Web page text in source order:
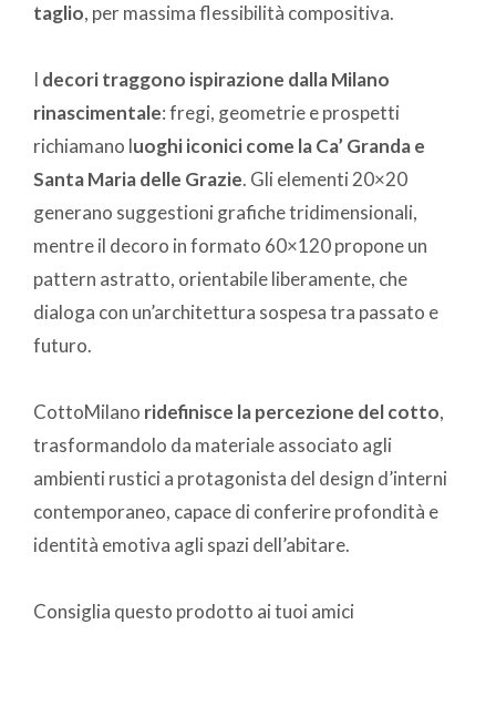
taglio, per massima flessibilità compositiva.
I decori traggono ispirazione dalla Milano
rinascimentale: fregi, geometrie e prospetti
richiamano luoghi iconici come la Ca’ Granda e
Santa Maria delle Grazie. Gli elementi 20×20
generano suggestioni grafiche tridimensionali,
mentre il decoro in formato 60×120 propone un
pattern astratto, orientabile liberamente, che
dialoga con un’architettura sospesa tra passato e
futuro.
CottoMilano ridefinisce la percezione del cotto,
trasformandolo da materiale associato agli
ambienti rustici a protagonista del design d’interni
contemporaneo, capace di conferire profondità e
identità emotiva agli spazi dell’abitare.
Consiglia questo prodotto ai tuoi amici